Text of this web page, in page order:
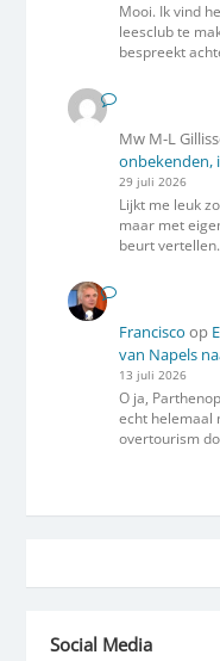
Mooi. Ik vind
leesclub te
bespreekt
Mw M-L
onbekenden,
29 juli 2026
Lijkt me leuk
maar met
beurt
Francisco op
van Napels
13 juli 2026
O ja,
echt helemaal
overtourism
Social Media